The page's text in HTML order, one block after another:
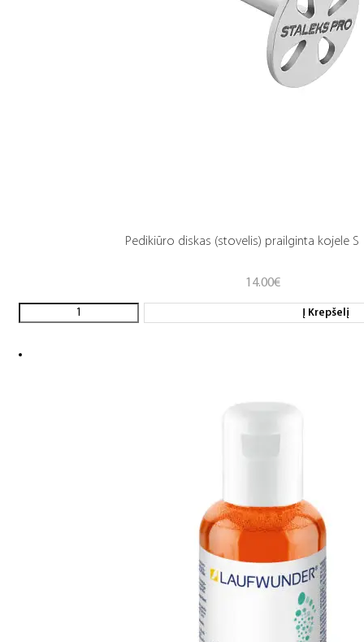
Pedikiūro diskas (stovelis) prailginta kojele S
14.00€
Į Krepšelį